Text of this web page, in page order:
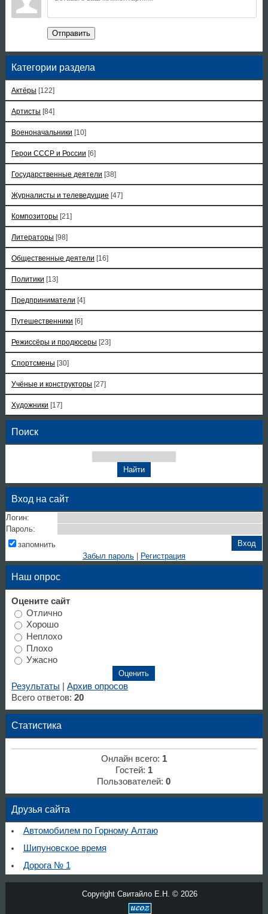
Отправить
Категории раздела
Актёры [122]
Артисты [84]
Военоначальники [10]
Герои СССР и России [6]
Государственные деятели [38]
Журналисты и телеведущие [47]
Композиторы [21]
Литераторы [98]
Общественные деятели [16]
Политики [13]
Предприниматели [4]
Путешественники [6]
Режиссёры и продюсеры [23]
Спортсмены [30]
Учёные и конструкторы [27]
Художники [17]
Поиск
Вход на сайт
Логин:
Пароль:
запомнить
Забыл пароль| Регистрация
Наш опрос
Оцените сайт
Отлично
Хорошо
Неплохо
Плохо
Ужасно
Результаты
Архив опросов
Всего ответов: 20
Статистика
Онлайн всего: 1
Гостей: 1
Пользователей:0
Друзья сайта
Автомобилем по Горному Алтаю
Шипуновское время
Дорога № 1
Copyright Свитайло Е.Н. © 2026